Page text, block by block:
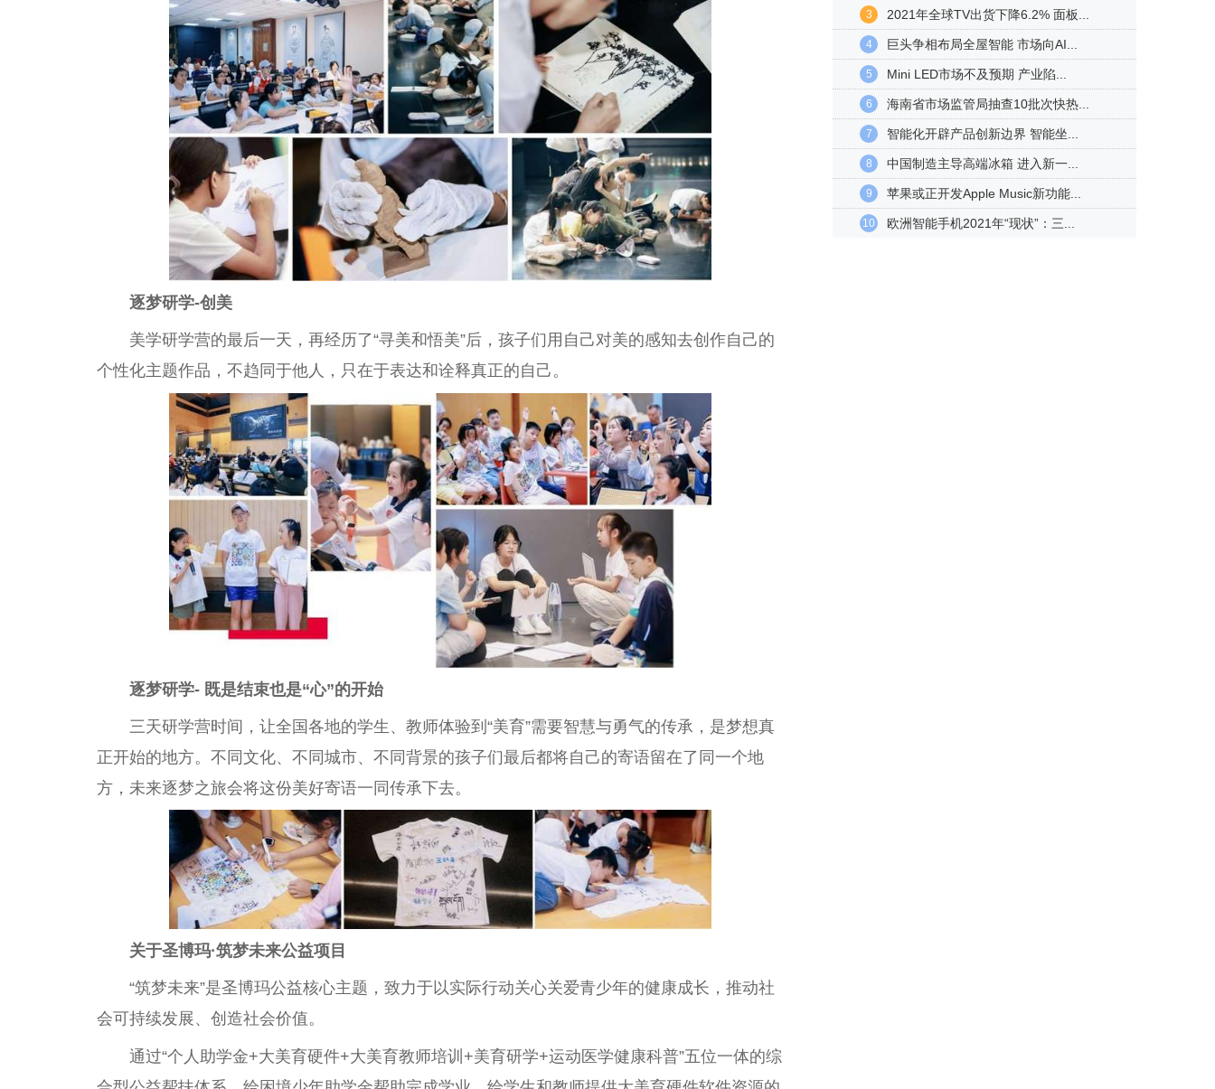
逐梦研学-创美
美学研学营的最后一天，再经历了“寻美和悟美”后，孩子们用自己对美的感知去创作自己的
个性化主题作品，不趋同于他人，只在于表达和诠释真正的自己。
逐梦研学- 既是结束也是“心”的开始
三天研学营时间，让全国各地的学生、教师体验到“美育”需要智慧与勇气的传承，是梦想真
正开始的地方。不同文化、不同城市、不同背景的孩子们最后都将自己的寄语留在了同一个地
方，未来逐梦之旅会将这份美好寄语一同传承下去。
关于圣博玛·筑梦未来公益项目
“筑梦未来”是圣博玛公益核心主题，致力于以实际行动关心关爱青少年的健康成长，推动社
会可持续发展、创造社会价值。
通过“个人助学金+大美育硬件+大美育教师培训+美育研学+运动医学健康科普”五位一体的综
3 2021年全球TV出货下降6.2% 面板...
4 巨头争相布局全屋智能 市场向AI...
5 Mini LED市场不及预期 产业陷...
6 海南省市场监管局抽查10批次快热...
7 智能化开辟产品创新边界 智能坐...
8 中国制造主导高端冰箱 进入新一...
9 苹果或正开发Apple Music新功能...
10 欧洲智能手机2021年“现状”：三...